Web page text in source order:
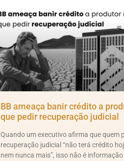
BB ameaça banir crédito a
que pedir recuperação judicial
Quando um executivo afirma que quem
recuperação judicial “não terá crédito
nem nunca mais”, isso não é